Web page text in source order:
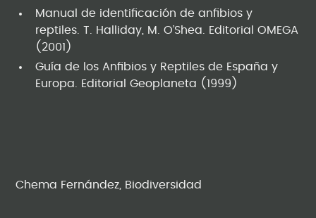
Manual de identificación de anfibios y
reptiles. T. Halliday, M. O’Shea. Editorial OMEGA
(2001)
Guía de los Anfibios y Reptiles de España y
Europa. Editorial Geoplaneta (1999)
Chema Fernández, Biodiversidad